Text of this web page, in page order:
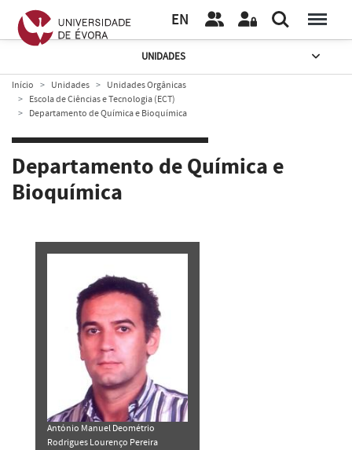
EN
UNIDADES
Início Unidades
Unidades Orgânicas
Escola de Ciências e Tecnologia (ECT)
Departamento de Química e Bioquímica
Departamento de Química e
Bioquímica
António Manuel Deométrio
Rodrigues Lourenço Pereira